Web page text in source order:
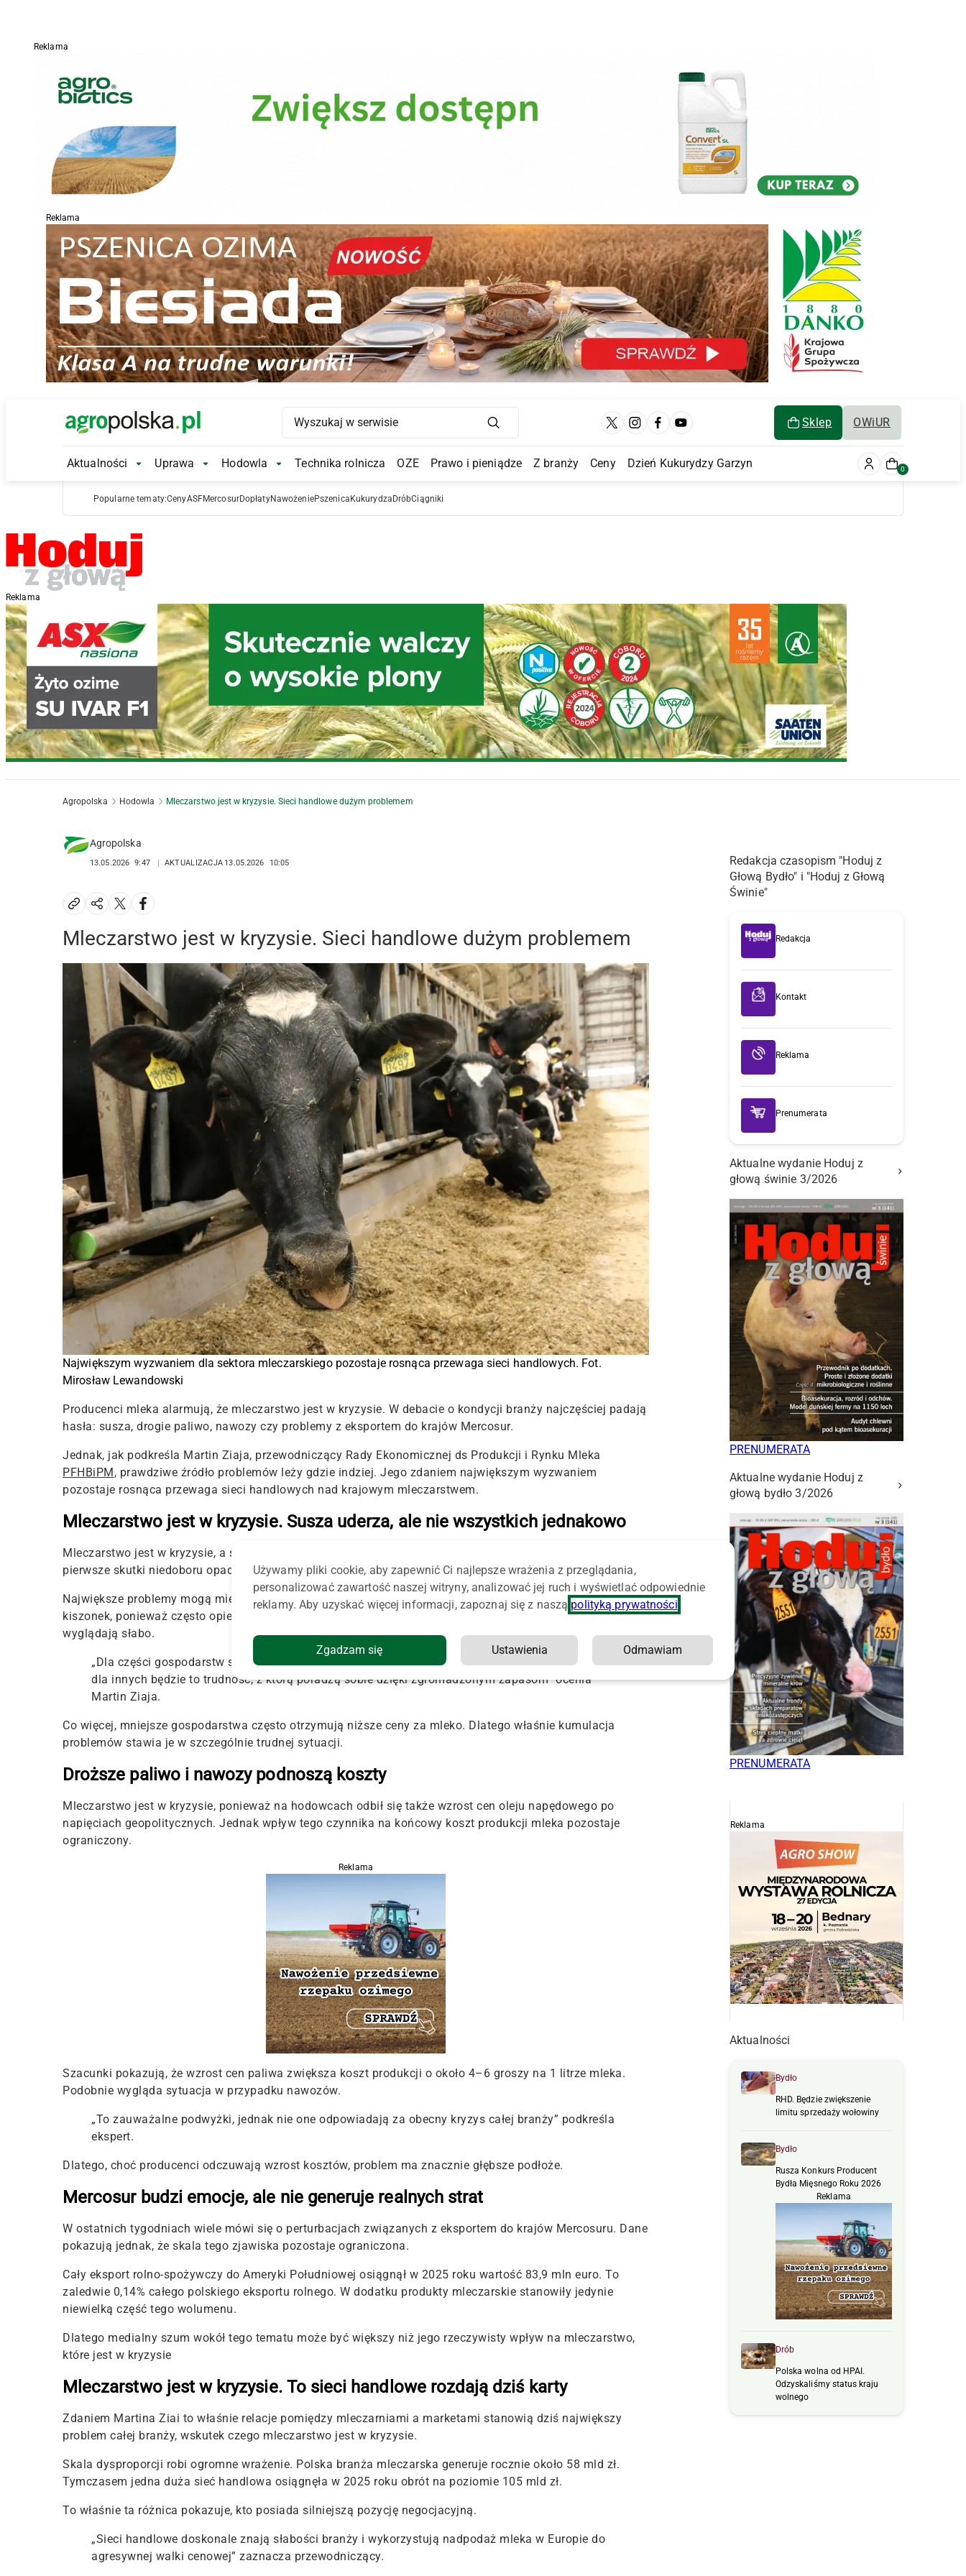
Reklama
Reklama
Main Logo Sklep OWiUR
Main Navigation
Aktualności Aktualności Submenu
Uprawa Uprawa Submenu
Hodowla Hodowla Submenu
Technika rolnicza OZE Prawo i pieniądze Z branży Ceny Dzień Kukurydzy Garzyn 0
Popularne tematy:CenyASFMercosurDopłatyNawożeniePszenica Kukurydza DróbCiągniki
Reklama
Agropolska Hodowla Mleczarstwo jest w kryzysie. Sieci handlowe dużym problemem
Agropolska
13.05.2026 9:47 AKTUALIZACJA 13.05.2026 10:05
Mleczarstwo jest w kryzysie. Sieci handlowe dużym problemem
Największym wyzwaniem dla sektora mleczarskiego pozostaje rosnąca przewaga sieci handlowych. Fot.
Mirosław Lewandowski
Producenci mleka alarmują, że mleczarstwo jest w kryzysie. W debacie o kondycji branży najczęściej padają
hasła: susza, drogie paliwo, nawozy czy problemy z eksportem do krajów Mercosur.
Jednak, jak podkreśla Martin Ziaja, przewodniczący Rady Ekonomicznej ds Produkcji i Rynku Mleka
PFHBiPM, prawdziwe źródło problemów leży gdzie indziej. Jego zdaniem największym wyzwaniem
pozostaje rosnąca przewaga sieci handlowych nad krajowym mleczarstwem.
Mleczarstwo jest w kryzysie. Susza uderza, ale nie wszystkich jednakowo
Mleczarstwo jest w kryzysie, a susza budzi dziś ogromne emocje, ponieważ wielu hodowców już obserwuje
pierwsze skutki niedoboru opadów. Sytuacja nie wygląda jednak tak samo w każdym gospodarstwie.
Największe problemy mogą mieć mniejsze gospodarstwa. Zwykle dysponują one mniejszymi zapasami
kiszonek, ponieważ często opierają żywienie na wypasie. Tymczasem pastwiska w wielu regionach już teraz
wyglądają słabo.
„Dla części gospodarstw susza może oznaczać poważny problem z bazą paszową. Natomiast
dla innych będzie to trudność, z którą poradzą sobie dzięki zgromadzonym zapasom”ocenia
Martin Ziaja.
Co więcej, mniejsze gospodarstwa często otrzymują niższe ceny za mleko. Dlatego właśnie kumulacja
problemów stawia je w szczególnie trudnej sytuacji.
Droższe paliwo i nawozy podnoszą koszty
Mleczarstwo jest w kryzysie, ponieważ na hodowcach odbił się także wzrost cen oleju napędowego po
napięciach geopolitycznych. Jednak wpływ tego czynnika na końcowy koszt produkcji mleka pozostaje
ograniczony.
Reklama
Szacunki pokazują, że wzrost cen paliwa zwiększa koszt produkcji o około 4–6 groszy na 1 litrze mleka.
Podobnie wygląda sytuacja w przypadku nawozów.
„To zauważalne podwyżki, jednak nie one odpowiadają za obecny kryzys całej branży” podkreśla
ekspert.
Dlatego, choć producenci odczuwają wzrost kosztów, problem ma znacznie głębsze podłoże.
Mercosur budzi emocje, ale nie generuje realnych strat
W ostatnich tygodniach wiele mówi się o perturbacjach związanych z eksportem do krajów Mercosuru. Dane
pokazują jednak, że skala tego zjawiska pozostaje ograniczona.
Cały eksport rolno-spożywczy do Ameryki Południowej osiągnął w 2025 roku wartość 83,9 mln euro. To
zaledwie 0,14% całego polskiego eksportu rolnego. W dodatku produkty mleczarskie stanowiły jedynie
niewielką część tego wolumenu.
Dlatego medialny szum wokół tego tematu może być większy niż jego rzeczywisty wpływ na mleczarstwo,
które jest w kryzysie
Mleczarstwo jest w kryzysie. To sieci handlowe rozdają dziś karty
Zdaniem Martina Ziai to właśnie relacje pomiędzy mleczarniami a marketami stanowią dziś największy
problem całej branży, wskutek czego mleczarstwo jest w kryzysie.
Skala dysproporcji robi ogromne wrażenie. Polska branża mleczarska generuje rocznie około 58 mld zł.
Tymczasem jedna duża sieć handlowa osiągnęła w 2025 roku obrót na poziomie 105 mld zł.
To właśnie ta różnica pokazuje, kto posiada silniejszą pozycję negocjacyjną.
„Sieci handlowe doskonale znają słabości branży i wykorzystują nadpodaż mleka w Europie do
agresywnej walki cenowej” zaznacza przewodniczący.
Redakcja czasopism "Hoduj z
Głową Bydło" i "Hoduj z Głową
Świnie"
Redakcja
Kontakt
Reklama
Prenumerata
Aktualne wydanie Hoduj z
głową świnie 3/2026
PRENUMERATA
Aktualne wydanie Hoduj z
głową bydło 3/2026
PRENUMERATA
Reklama
Aktualności
Bydło
RHD. Będzie zwiększenie
limitu sprzedaży wołowiny
Bydło
Rusza Konkurs Producent
Bydła Mięsnego Roku 2026
Reklama
Drób
Polska wolna od HPAI.
Odzyskaliśmy status kraju
wolnego
Używamy pliki cookie, aby zapewnić Ci najlepsze wrażenia z przeglądania,
personalizować zawartość naszej witryny, analizować jej ruch i wyświetlać odpowiednie
reklamy. Aby uzyskać więcej informacji, zapoznaj się z naszą polityką prywatności
Zgadzam się Ustawienia Odmawiam